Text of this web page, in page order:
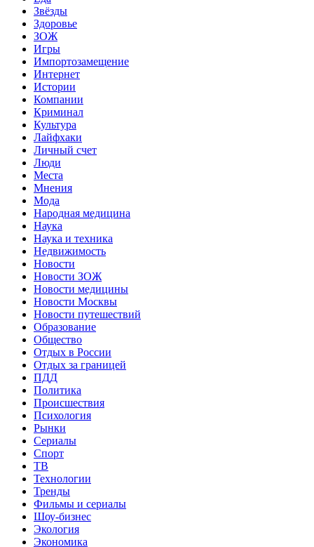
Звёзды
Здоровье
ЗОЖ
Игры
Импортозамещение
Интернет
Истории
Компании
Криминал
Культура
Лайфхаки
Личный счет
Люди
Места
Мнения
Мода
Народная медицина
Наука
Наука и техника
Недвижимость
Новости
Новости ЗОЖ
Новости медицины
Новости Москвы
Новости путешествий
Образование
Общество
Отдых в России
Отдых за границей
ПДД
Политика
Происшествия
Психология
Рынки
Сериалы
Спорт
ТВ
Технологии
Тренды
Фильмы и сериалы
Шоу-бизнес
Экология
Экономика